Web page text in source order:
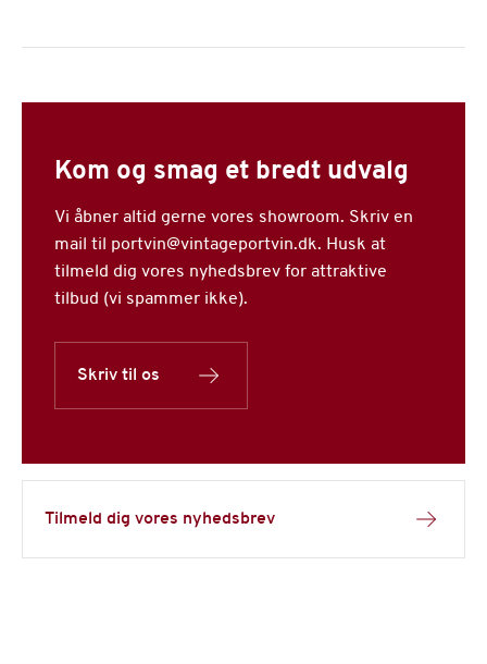
Tilmeld dig vores nyhedsbrev
Kom og smag et bredt udvalg
Vi åbner altid gerne vores showroom. Skriv en
mail til portvin@vintageportvin.dk. Husk at
tilmeld dig vores nyhedsbrev for attraktive
tilbud (vi spammer ikke).
Skriv til os